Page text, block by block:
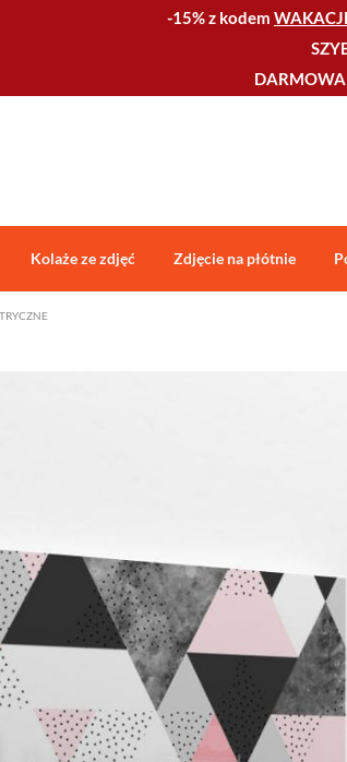
-15% z kodem
DARMOWA
Kolaże ze zdjęć Zdjęcie na płótnie